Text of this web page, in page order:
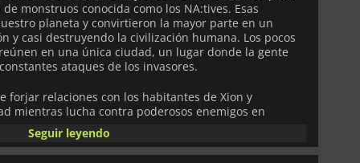
monstruos conocida como los NA:tives. Esas
planeta y convirtieron la mayor parte en un
y casi destruyendo la civilización humana. Los pocos
en una única ciudad, un lugar donde la gente
ataques de los invasores.
forjar relaciones con los habitantes de Xion y
mientras lucha contra poderosos enemigos en
en la acción. Podrá desarrollar diferentes habilidades
arrasar con los NA:tivos, pero hay muchos tipos de
que supondrán un verdadero reto para sus
Seguir leyendo